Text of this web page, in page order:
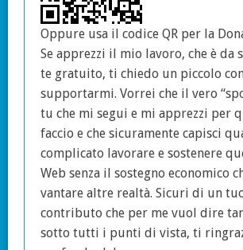
Oppure usa il codice QR per la
Se apprezzi il mio lavoro, che è da
te gratuito, ti chiedo un piccolo
supportarmi. Vorrei che il vero
tu che mi segui e mi apprezzi per
faccio e che sicuramente capisci
complicato lavorare e sostenere
Web senza il sostegno economico
vantare altre realtà. Sicuri di un
contributo che per me vuol dire
sotto tutti i punti di vista, ti